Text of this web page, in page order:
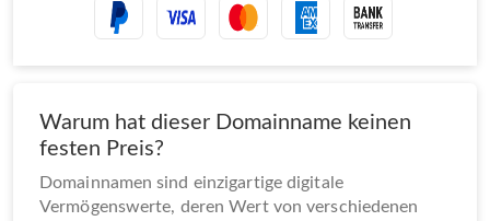
Warum hat dieser Domainname keinen
festen Preis?
Domainnamen sind einzigartige digitale
Vermögenswerte, deren Wert von verschiedenen